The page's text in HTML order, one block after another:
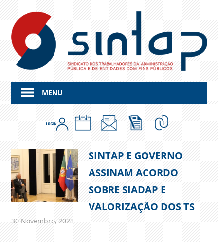
content
MENU
SINTAP E GOVERNO
ASSINAM ACORDO
SOBRE SIADAP E
VALORIZAÇÃO DOS TS
30 Novembro, 2023